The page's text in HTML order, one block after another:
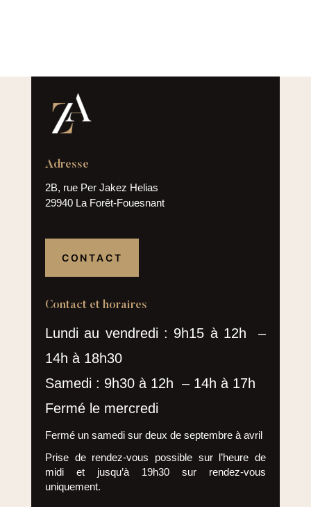
Adresse
2B, rue Per Jakez Helias
29940 La Forêt-Fouesnant
CONTACT
Contact et horaires
Lundi au vendredi : 9h15 à 12h –
14h à 18h30
Samedi : 9h30 à 12h – 14h à 17h
Fermé le mercredi
Fermé un samedi sur deux de septembre à avril
Prise de rendez-vous possible sur l’heure de
midi et jusqu’à 19h30 sur rendez-vous
uniquement.